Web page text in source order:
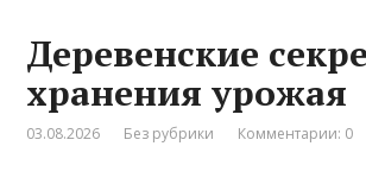
Деревенские
хранения урожая
03.08.2026 Без рубрики Комментарии: 0